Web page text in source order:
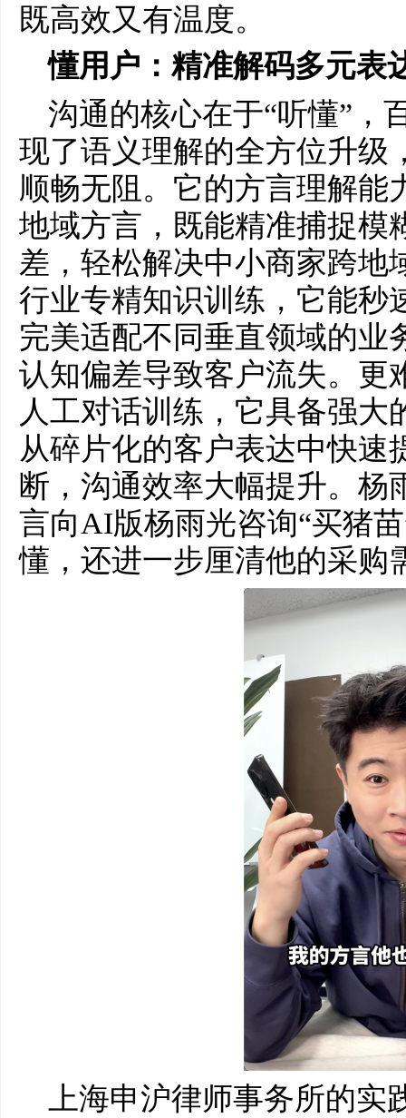
既高效又有温度。
懂用户：精准解码多元表
沟通的核心在于“听懂”，
现了语义理解的全方位升级
顺畅无阻。它的方言理解能
地域方言，既能精准捕捉模
差，轻松解决中小商家跨地
行业专精知识训练，它能秒
完美适配不同垂直领域的业
认知偏差导致客户流失。更
人工对话训练，它具备强大
从碎片化的客户表达中快速
断，沟通效率大幅提升。杨
言向AI版杨雨光咨询“买猪
懂，还进一步厘清他的采购
上海申沪律师事务所的